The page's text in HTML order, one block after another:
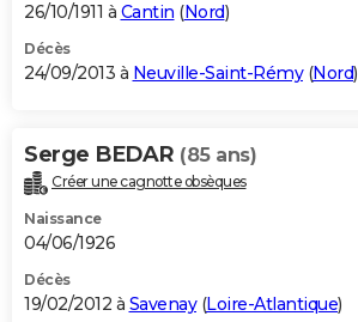
26/10/1911 à Cantin (Nord)
Décès
24/09/2013 à Neuville-Saint-Rémy(Nord)
Serge BEDAR (85 ans)
Créer une cagnotte obsèques
Naissance
04/06/1926
Décès
19/02/2012 à Savenay(Loire-Atlantique)